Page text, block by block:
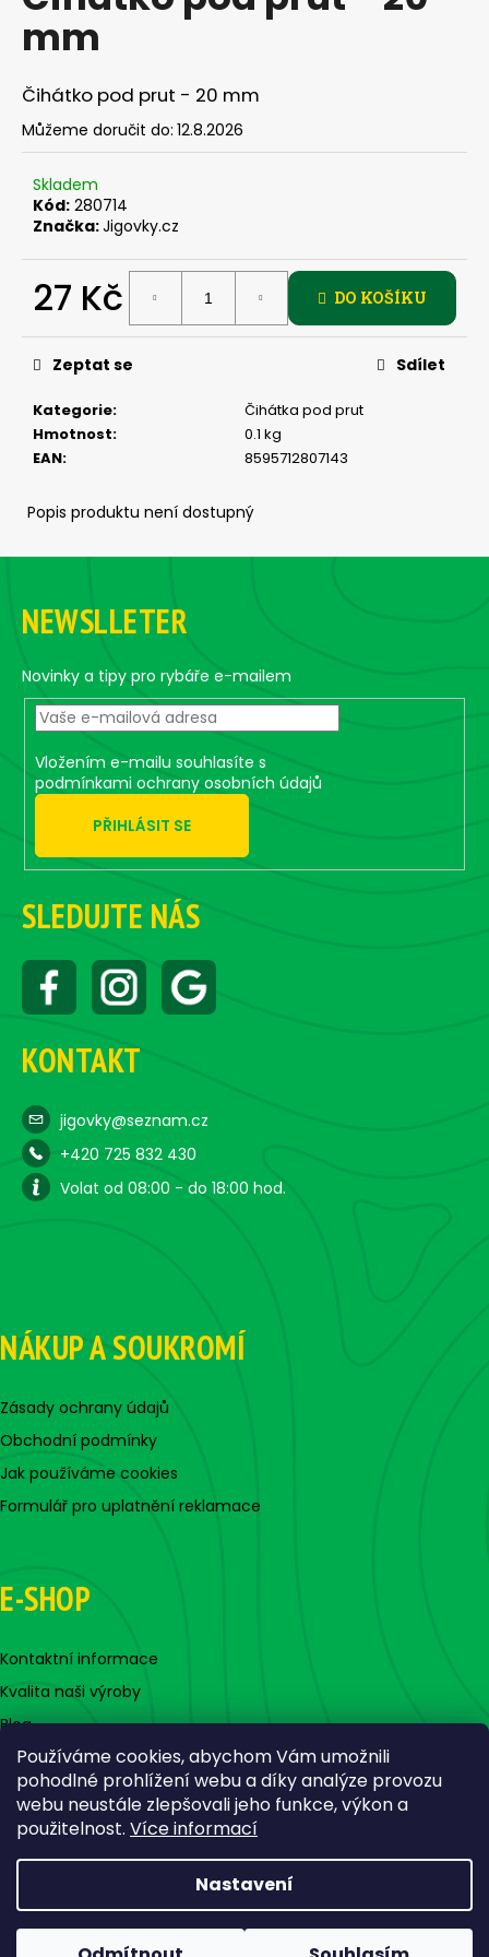
Používáme cookies, abychom Vám umožnili
pohodlné prohlížení webu a díky analýze provozu
webu neustále zlepšovali jeho funkce, výkon a
použitelnost. Více informací
Nastavení
hvězdiček.
mm
Čihátko pod prut - 20 mm
Můžeme doručit do: 12.8.2026
Skladem
Kód: 280714
Značka:Jigovky.cz
27 Kč
cena:
DO KOŠÍKU
Kategorie:
Čihátka pod prut
Hmotnost:
0.1 kg
EAN: 8595712807143
Zeptat se Sdílet
Popis produktu není dostupný
a
j
í
t
?
o
o
u
u
e
e
CLASSIC
1
BLACK
(BLACK/ORANGE
BODY)
119
Z
NEWSLLETER
Novinky a tipy pro rybáře e-mailem
Vložením e-mailu souhlasíte s
podmínkami ochrany osobních údajů
PŘIHLÁSIT SE
SLEDUJTE NÁS
KONTAKT
jigovky@seznam.cz
+420 725 832 430
Volat od 08:00 - do 18:00 hod.
NÁKUP A SOUKROMÍ
Zásady ochrany údajů
Obchodní podmínky
Jak používáme cookies
Formulář pro uplatnění reklamace
E-SHOP
Kontaktní informace
Kvalita naši výroby
Blog
Copyright 2026Jigovky.cz. Všechna práva vyhrazena.